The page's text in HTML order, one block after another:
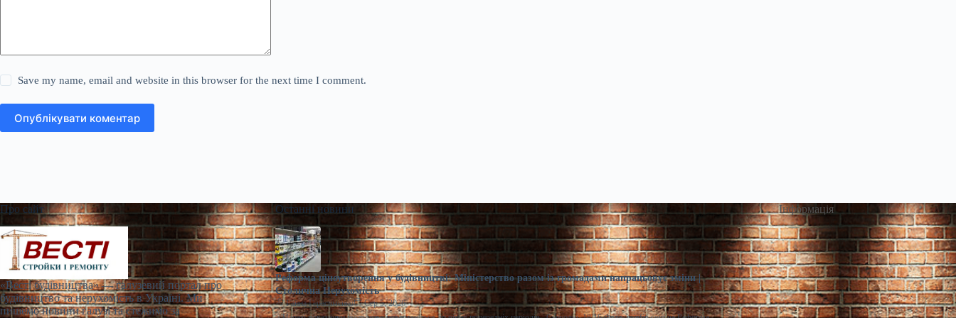
Save my name, email and website in this browser for the next time I comment.
Опублікувати коментар
Про сайт
«Весті будівництва» — галузевий портал про
будівництво та нерухомість в Україні. Ми
пишемо новини галузі та стежимо за
Останні новини
Реформа ціноутворення у будівництві: Міністерство разом із громадами напрацьовує зміни |
Столична Нерухомість
Ганна Герасименко
Сер 5, 2026
Інформація